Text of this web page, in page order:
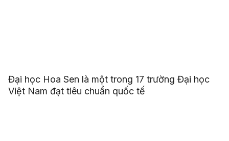
Đại học Hoa Sen là một trong 17 trường Đại học
Việt Nam đạt tiêu chuẩn quốc tế